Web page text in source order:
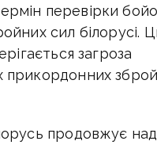
перевірки
сил білорусі.
загроза
прикордонних
продовжує